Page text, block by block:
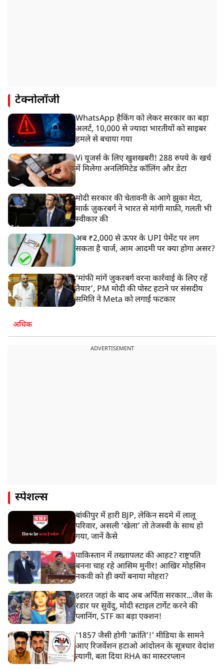
टेक्नोलॉजी
WhatsApp हैकिंग को लेकर सरकार का बड़ा
अलर्ट, 10,000 से ज्यादा भारतीयों को साइबर
हमले से बचाया गया
Vi यूजर्स के लिए खुशखबरी! 288 रुपये के खर्च
में मिलेगा अनलिमिटेड कॉलिंग और डेटा
मोदी सरकार की चेतावनी के आगे झुका मेटा,
मार्क ज़ुकरबर्ग ने भारत से मांगी माफ़ी, गलती भी
स्वीकार की
अब ₹2,000 से ऊपर के UPI पेमेंट पर लग
सकता है चार्ज, आम आदमी पर क्या होगा असर?
‘मांफी मांगें जुकरबर्ग वरना कार्रवाई के लिए रहें
तैयार’, PM मोदी की पोस्ट हटाने पर संसदीय
समिति ने Meta को लगाई फटकार
अधिक
ADVERTISEMENT
स्पेशल्स
बांकीपुर में हारी BJP, लेकिन सदमे में लालू
परिवार, असली ‘खेला’ तो तेजस्वी के साथ हो
गया, जानें कैसे
पाकिस्तान में तख्तापलट की आहट? राष्ट्रपति
बनना चाह रहे आसिम मुनीर! आखिर मोहसिन
नकवी को ही क्यों बनाया मोहरा?
इशरत जहां के बाद अब अर्पिता सरकार...जैश के
रडार पर सुवेंदु, मोदी स्टाइल टार्गेट करने की
प्लानिंग, STF का बड़ा एक्शन!
'1857 जैसी होगी 'क्रांति'!' मीडिया के सामने
आए रिजर्वेशन हटाओ आंदोलन के सूत्रधार वेदांश
त्यागी, बता दिया RHA का मास्टरप्लान